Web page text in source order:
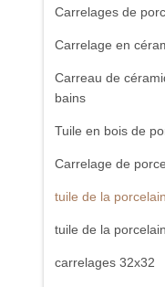
Carrelages de
Carrelage en
Carreau de
bains
Tuile en bois de
Carrelage de
tuile de la
tuile de la
carrelages 32x32